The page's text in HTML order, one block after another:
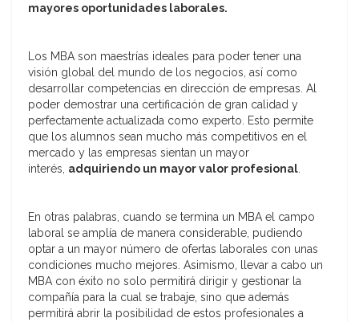
mayores oportunidades laborales.
Los MBA son maestrías ideales para poder tener una
visión global del mundo de los negocios, así como
desarrollar competencias en dirección de empresas. Al
poder demostrar una certificación de gran calidad y
perfectamente actualizada como experto. Esto permite
que los alumnos sean mucho más competitivos en el
mercado y las empresas sientan un mayor
interés, adquiriendo un mayor valor profesional.
En otras palabras, cuando se termina un MBA el campo
laboral se amplía de manera considerable, pudiendo
optar a un mayor número de ofertas laborales con unas
condiciones mucho mejores. Asimismo, llevar a cabo un
MBA con éxito no solo permitirá dirigir y gestionar la
compañía para la cual se trabaje, sino que además
permitirá abrir la posibilidad de estos profesionales a